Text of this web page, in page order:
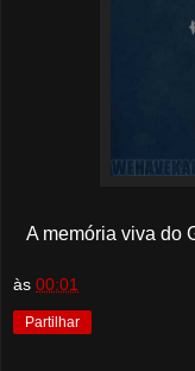
A memória viva do
às 00:01
Partilhar